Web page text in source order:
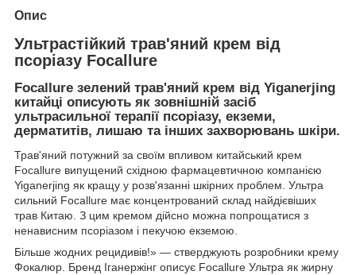
Опис
Ультрастійкий трав'яний крем від
псоріазу Focallure
Focallure зелений трав'яний крем від Yiganerjing
китайці описують як зовнішній засіб
ультрасильної терапії псоріазу, екземи,
дерматитів, лишаю та інших захворювань шкіри.
Трав'яний потужний за своїм впливом китайський крем
Focallure випущений східною фармацевтичною компанією
Yiganerjing як кращу у розв'язанні шкірних проблем. Ультра
сильний Focallure має концентрований склад найдієвіших
трав Китаю. З цим кремом дійсно можна попрощатися з
ненависним псоріазом і пекучою екземою.
Більше жодних рецидивів!» — стверджують розробники крему
Фокалюр. Бренд Іганержінг описує Focallure Ультра як жирну